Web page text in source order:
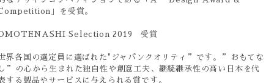
」を受賞。
Selection 2019 受賞
界各国の選定員に選ばれた"ジャパンクオリティ”です。”おもてな
”の心から生まれた独自性や創意工夫、継続継承性の高い日本を代
する製品やサービスに与えられる賞です。